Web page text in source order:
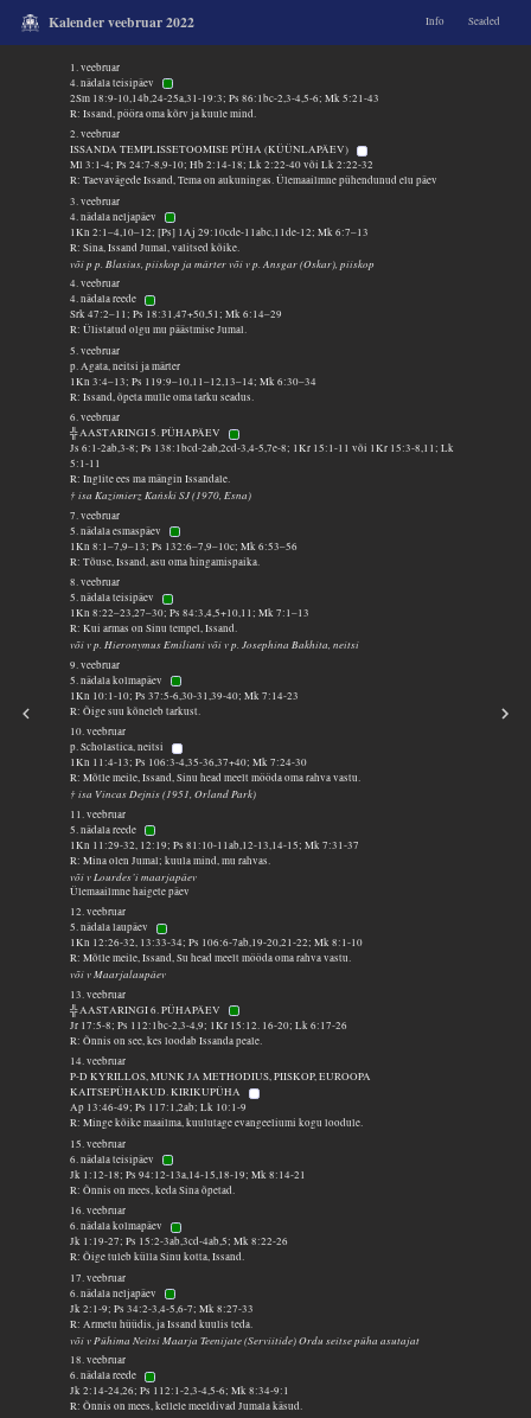
Kalender veebruar 2022 Info Seaded
1. veebruar
4. nädala teisipäev
2Sm 18:9-10,14b,24-25a,31-19:3; Ps 86:1bc-2,3-4,5-6; Mk 5:21-43
R: Issand, pööra oma kõrv ja kuule mind.
2. veebruar
ISSANDA TEMPLISSETOOMISE PÜHA (KÜÜNLAPÄEV)
Ml 3:1-4; Ps 24:7-8,9-10; Hb 2:14-18; Lk 2:22-40 või Lk 2:22-32
R: Taevavägede Issand, Tema on aukuningas. Ülemaailmne pühendunud elu päev
3. veebruar
4. nädala neljapäev
1Kn 2:1–4,10–12; [Ps] 1Aj 29:10cde-11abc,11de-12; Mk 6:7–13
R: Sina, Issand Jumal, valitsed kõike.
või p p. Blasius, piiskop ja märter või v p. Ansgar (Oskar), piiskop
4. veebruar
4. nädala reede
Srk 47:2–11; Ps 18:31,47+50,51; Mk 6:14–29
R: Ülistatud olgu mu päästmise Jumal.
5. veebruar
p. Agata, neitsi ja märter
1Kn 3:4–13; Ps 119:9–10,11–12,13–14; Mk 6:30–34
R: Issand, õpeta mulle oma tarku seadus.
6. veebruar
╬ AASTARINGI 5. PÜHAPÄEV
Js 6:1-2ab,3-8; Ps 138:1bcd-2ab,2cd-3,4-5,7e-8; 1Kr 15:1-11 või 1Kr 15:3-8,11; Lk
5:1-11
R: Inglite ees ma mängin Issandale.
† isa Kazimierz Kański SJ (1970, Esna)
7. veebruar
5. nädala esmaspäev
1Kn 8:1–7,9–13; Ps 132:6–7,9–10c; Mk 6:53–56
R: Tõuse, Issand, asu oma hingamispaika.
8. veebruar
5. nädala teisipäev
1Kn 8:22–23,27–30; Ps 84:3,4,5+10,11; Mk 7:1–13
R: Kui armas on Sinu tempel, Issand.
või v p. Hieronymus Emiliani või v p. Josephina Bakhita, neitsi
9. veebruar
5. nädala kolmapäev
1Kn 10:1-10; Ps 37:5-6,30-31,39-40; Mk 7:14-23
R: Õige suu kõneleb tarkust.
10. veebruar
p. Scholastica, neitsi
1Kn 11:4-13; Ps 106:3-4,35-36,37+40; Mk 7:24-30
R: Mõtle meile, Issand, Sinu head meelt mööda oma rahva vastu.
† isa Vincas Dejnis (1951, Orland Park)
11. veebruar
5. nädala reede
1Kn 11:29-32, 12:19; Ps 81:10-11ab,12-13,14-15; Mk 7:31-37
R: Mina olen Jumal; kuula mind, mu rahvas.
või v Lourdes’i maarjapäev
Ülemaailmne haigete päev
12. veebruar
5. nädala laupäev
1Kn 12:26-32, 13:33-34; Ps 106:6-7ab,19-20,21-22; Mk 8:1-10
R: Mõtle meile, Issand, Su head meelt mööda oma rahva vastu.
või v Maarjalaupäev
13. veebruar
╬ AASTARINGI 6. PÜHAPÄEV
Jr 17:5-8; Ps 112:1bc-2,3-4,9; 1Kr 15:12. 16-20; Lk 6:17-26
R: Õnnis on see, kes loodab Issanda peale.
14. veebruar
P-D KYRILLOS, MUNK JA METHODIUS, PIISKOP, EUROOPA
KAITSEPÜHAKUD. KIRIKUPÜHA
Ap 13:46-49; Ps 117:1,2ab; Lk 10:1-9
R: Minge kõike maailma, kuulutage evangeeliumi kogu loodule.
15. veebruar
6. nädala teisipäev
Jk 1:12-18; Ps 94:12-13a,14-15,18-19; Mk 8:14-21
R: Õnnis on mees, keda Sina õpetad.
16. veebruar
6. nädala kolmapäev
Jk 1:19-27; Ps 15:2-3ab,3cd-4ab,5; Mk 8:22-26
R: Õige tuleb külla Sinu kotta, Issand.
17. veebruar
6. nädala neljapäev
Jk 2:1-9; Ps 34:2-3,4-5,6-7; Mk 8:27-33
R: Armetu hüüdis, ja Issand kuulis teda.
või v Pühima Neitsi Maarja Teenijate (Serviitide) Ordu seitse püha asutajat
18. veebruar
6. nädala reede
Jk 2:14-24,26; Ps 112:1-2,3-4,5-6; Mk 8:34-9:1
R: Õnnis on mees, kellele meeldivad Jumala käsud.